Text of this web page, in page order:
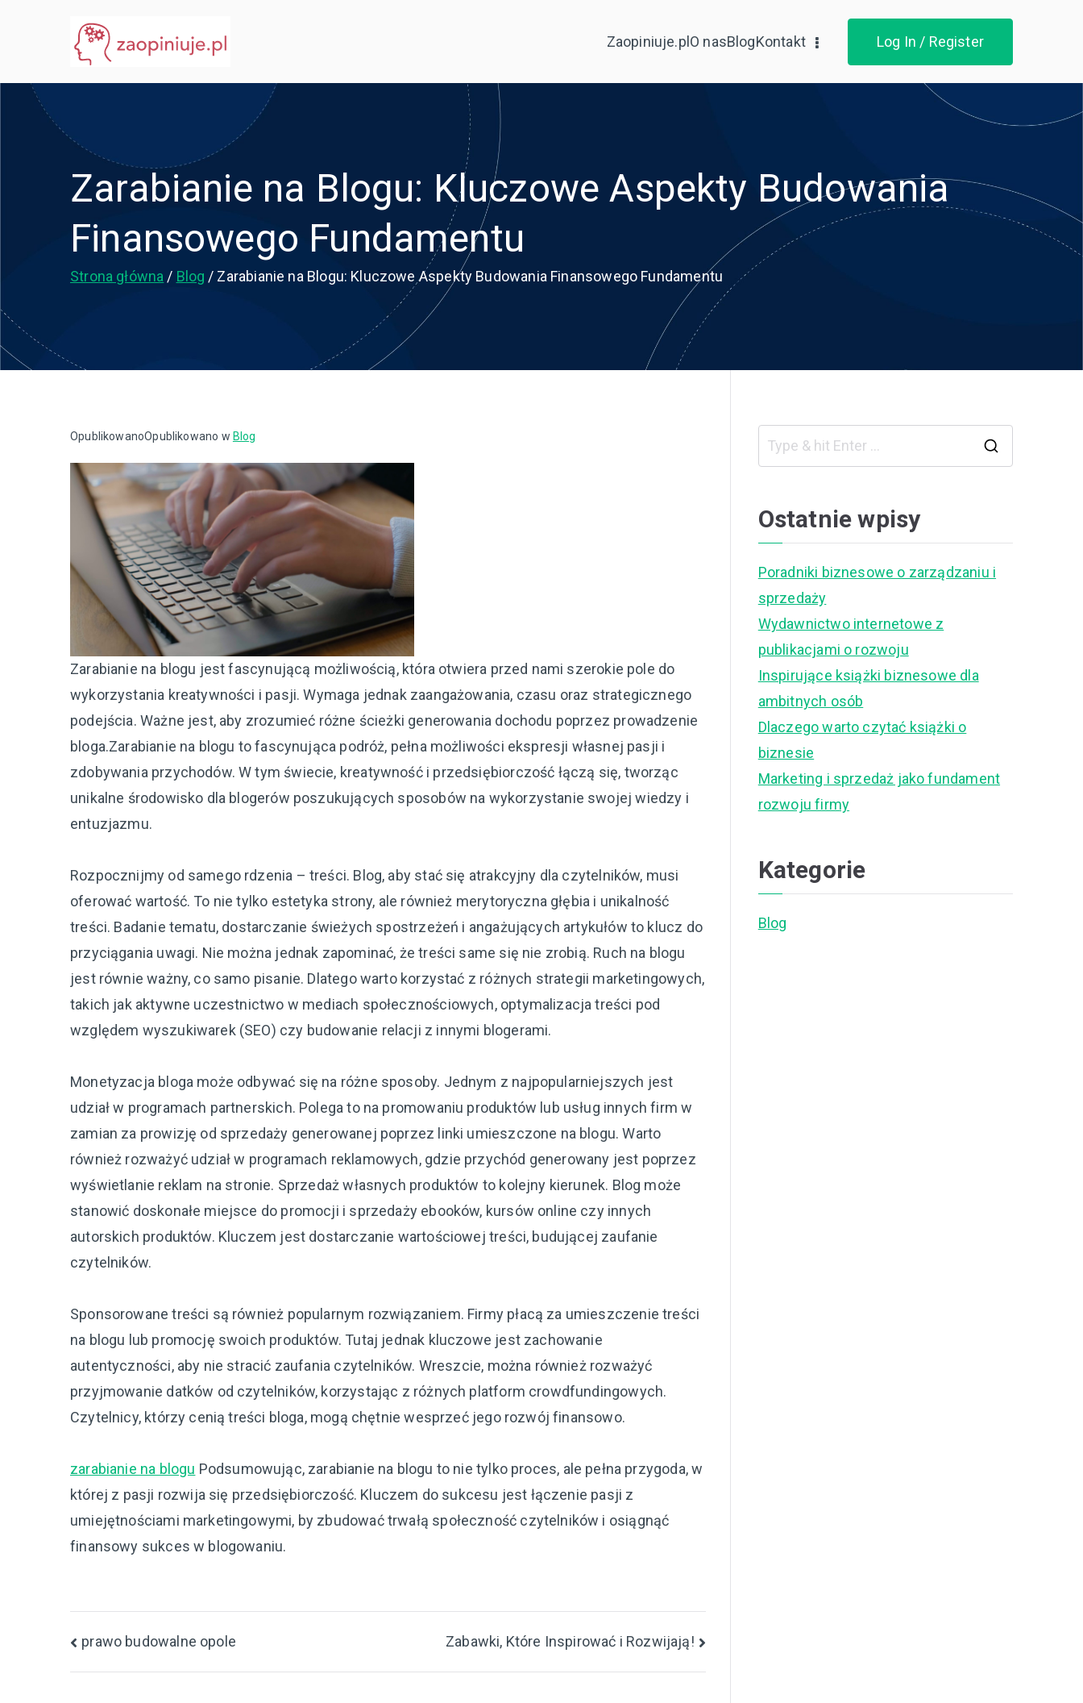
Zaopiniuje.plO nasBlogKontakt Log In / Register
Zarabianie na Blogu: Kluczowe Aspekty Budowania
Finansowego Fundamentu
Strona główna Blog Zarabianie na Blogu: Kluczowe Aspekty Budowania Finansowego Fundamentu
OpublikowanoOpublikowano w Blog
Zarabianie na blogu jest fascynującą możliwością, która otwiera przed nami szerokie pole do
wykorzystania kreatywności i pasji. Wymaga jednak zaangażowania, czasu oraz strategicznego
podejścia. Ważne jest, aby zrozumieć różne ścieżki generowania dochodu poprzez prowadzenie
bloga.Zarabianie na blogu to fascynująca podróż, pełna możliwości ekspresji własnej pasji i
zdobywania przychodów. W tym świecie, kreatywność i przedsiębiorczość łączą się, tworząc
unikalne środowisko dla blogerów poszukujących sposobów na wykorzystanie swojej wiedzy i
entuzjazmu.
Rozpocznijmy od samego rdzenia – treści. Blog, aby stać się atrakcyjny dla czytelników, musi
oferować wartość. To nie tylko estetyka strony, ale również merytoryczna głębia i unikalność
treści. Badanie tematu, dostarczanie świeżych spostrzeżeń i angażujących artykułów to klucz do
przyciągania uwagi. Nie można jednak zapominać, że treści same się nie zrobią. Ruch na blogu
jest równie ważny, co samo pisanie. Dlatego warto korzystać z różnych strategii marketingowych,
takich jak aktywne uczestnictwo w mediach społecznościowych, optymalizacja treści pod
względem wyszukiwarek (SEO) czy budowanie relacji z innymi blogerami.
Monetyzacja bloga może odbywać się na różne sposoby. Jednym z najpopularniejszych jest
udział w programach partnerskich. Polega to na promowaniu produktów lub usług innych firm w
zamian za prowizję od sprzedaży generowanej poprzez linki umieszczone na blogu. Warto
również rozważyć udział w programach reklamowych, gdzie przychód generowany jest poprzez
wyświetlanie reklam na stronie. Sprzedaż własnych produktów to kolejny kierunek. Blog może
stanowić doskonałe miejsce do promocji i sprzedaży ebooków, kursów online czy innych
autorskich produktów. Kluczem jest dostarczanie wartościowej treści, budującej zaufanie
czytelników.
Sponsorowane treści są również popularnym rozwiązaniem. Firmy płacą za umieszczenie treści
na blogu lub promocję swoich produktów. Tutaj jednak kluczowe jest zachowanie
autentyczności, aby nie stracić zaufania czytelników. Wreszcie, można również rozważyć
przyjmowanie datków od czytelników, korzystając z różnych platform crowdfundingowych.
Czytelnicy, którzy cenią treści bloga, mogą chętnie wesprzeć jego rozwój finansowo.
zarabianie na blogu Podsumowując, zarabianie na blogu to nie tylko proces, ale pełna przygoda, w
której z pasji rozwija się przedsiębiorczość. Kluczem do sukcesu jest łączenie pasji z
umiejętnościami marketingowymi, by zbudować trwałą społeczność czytelników i osiągnąć
finansowy sukces w blogowaniu.
Nawigacja
wpisu
prawo budowalne opole Zabawki, Które Inspirować i Rozwijają!
Ostatnie wpisy
Poradniki biznesowe o zarządzaniu i
sprzedaży
Wydawnictwo internetowe z
publikacjami o rozwoju
Inspirujące książki biznesowe dla
ambitnych osób
Dlaczego warto czytać książki o
biznesie
Marketing i sprzedaż jako fundament
rozwoju firmy
Kategorie
Blog